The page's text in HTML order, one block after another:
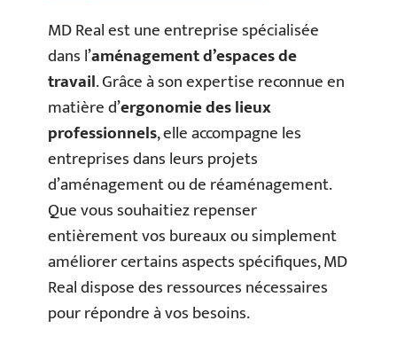
MD Real est une entreprise spécialisée
dans l’aménagement d’espaces de
travail. Grâce à son expertise reconnue en
matière d’ergonomie des lieux
professionnels, elle accompagne les
entreprises dans leurs projets
d’aménagement ou de réaménagement.
Que vous souhaitiez repenser
entièrement vos bureaux ou simplement
améliorer certains aspects spécifiques, MD
Real dispose des ressources nécessaires
pour répondre à vos besoins.